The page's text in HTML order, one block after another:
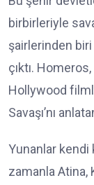
birbirleriyle
şairlerinden
çıktı.
Hollywood
Savaşı’nı
Yunanlar
zamanla Atina,